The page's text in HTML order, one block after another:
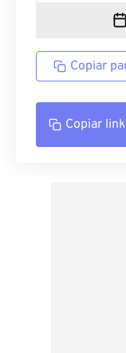
Copiar
Copiar link